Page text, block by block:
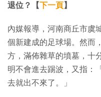
退位？【下一頁】
內媒報導，河南商丘市虞
個新建成的足球場。然而
方，滿佈雜草的墳墓，十
明不會進去踢波，又指：
去就出不來了。」